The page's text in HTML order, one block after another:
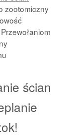
zootomiczny
ścian